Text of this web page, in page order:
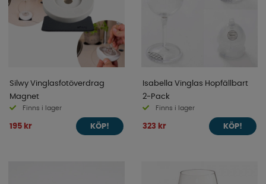
Silwy Vinglasfotöverdrag
Magnet
Finns i lager
195 kr KÖP!
Isabella Vinglas Hopfällbart
2-Pack
Finns i lager
323 kr KÖP!